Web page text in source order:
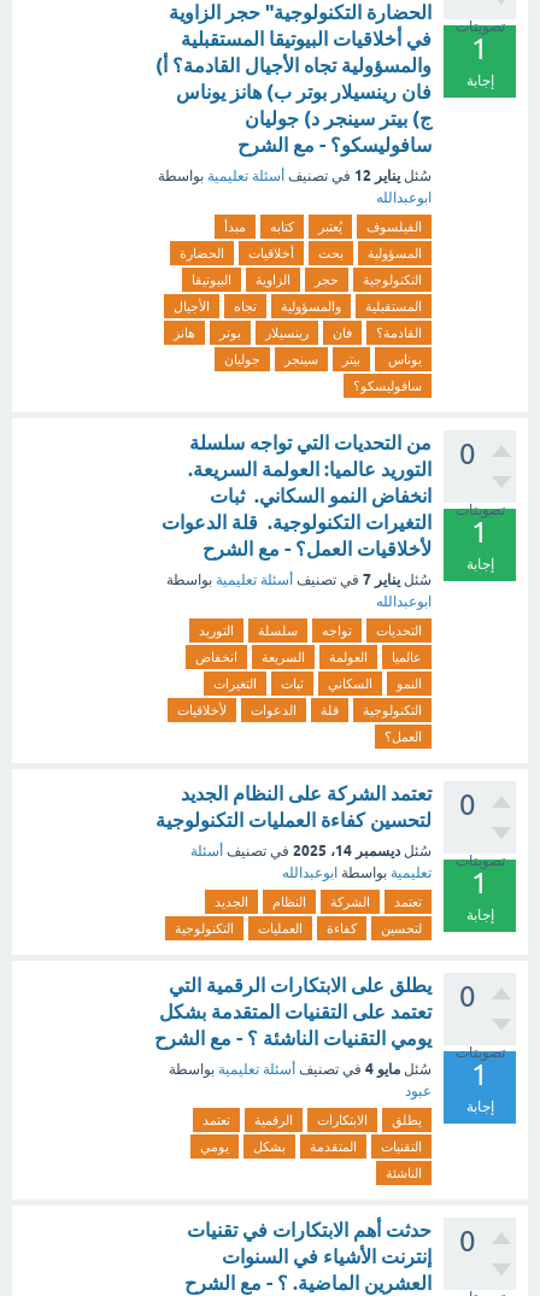
تصويتات
1
إجابة
الحضارة التكنولوجية" حجر الزاوية
في أخلاقيات البيوتيقا المستقبلية
والمسؤولية تجاه الأجيال القادمة؟ أ)
فان رينسيلار بوتر ب) هانز يوناس
ج) بيتر سينجر د) جوليان
سافوليسكو؟ - مع الشرح
سُئل يناير 12 في تصنيف أسئلة تعليمية بواسطة
ابوعبدالله
الفيلسوف يُعتبر كتابه
مبدأ
المسؤولية
بحث أخلاقيات
الحضارة
التكنولوجية
حجر الزاوية
البيوتيقا
المستقبلية
والمسؤولية تجاه
الأجيال
القادمة؟
فان رينسيلار بوتر
هانز
يوناس
بيتر سينجر
جوليان
سافوليسكو؟
0
تصويتات
1
إجابة
من التحديات التي تواجه سلسلة
التوريد عالميا: العولمة السريعة.
انخفاض النمو السكاني. ثبات
التغيرات التكنولوجية. قلة الدعوات
لأخلاقيات العمل؟ - مع الشرح
سُئل يناير 7 في تصنيف أسئلة تعليمية بواسطة
ابوعبدالله
التحديات تواجه سلسلة
التوريد
عالميا
العولمة السريعة
انخفاض
النمو
السكاني ثبات
التغيرات
التكنولوجية
قلة الدعوات
لأخلاقيات
العمل؟
0
تصويتات
1
إجابة
تعتمد الشركة على النظام الجديد
لتحسين كفاءة العمليات التكنولوجية
سُئل ديسمبر 14، 2025 في تصنيف أسئلة
تعليمية بواسطة ابوعبدالله
تعتمد الشركة النظام
الجديد
لتحسين
كفاءة العمليات التكنولوجية
0
تصويتات
1
إجابة
يطلق على الابتكارات الرقمية التي
تعتمد على التقنيات المتقدمة بشكل
يومي التقنيات الناشئة ؟ - مع الشرح
سُئل مايو 4 في تصنيف أسئلة تعليمية بواسطة
عبود
يطلق الابتكارات الرقمية
تعتمد
التقنيات
المتقدمة بشكل
يومي
الناشئة
0
حدثت أهم الابتكارات في تقنيات
إنترنت الأشياء في السنوات
العشرين الماضية. ؟ - مع الشرح